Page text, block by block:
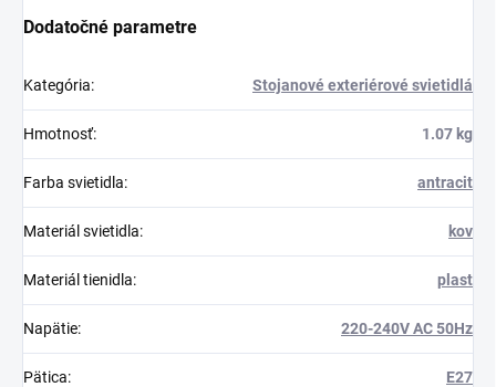
Dodatočné parametre
Kategória: Stojanové exteriérové svietidlá
Hmotnosť: 1.07 kg
Farba svietidla: antracit
Materiál svietidla: kov
Materiál tienidla: plast
Napätie: 220-240V AC 50Hz
Pätica: E27